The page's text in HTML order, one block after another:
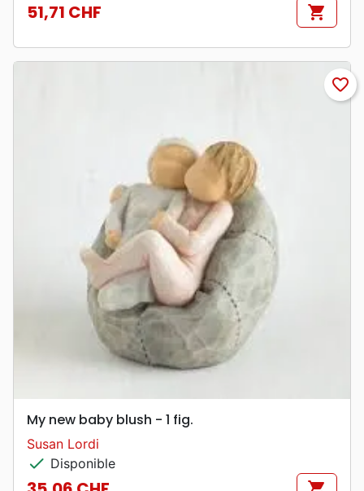
Prix
51,71 CHF shopping_cart
favorite_border
My new baby blush - 1 fig.
Susan Lordi
check Disponible